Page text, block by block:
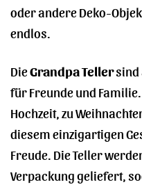
oder andere Deko-
endlos.
DieGrandpa Tellersind
für Freunde und
Hochzeit, zu
diesem einzigartigen
Freude. Die Teller
Verpackung geliefert,